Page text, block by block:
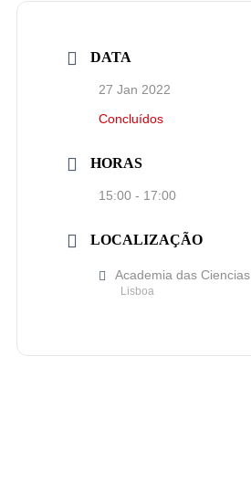
DATA
27 Jan 2022
Concluídos
HORAS
15:00 - 17:00
LOCALIZAÇÃO
Academia das Ciencias
Lisboa